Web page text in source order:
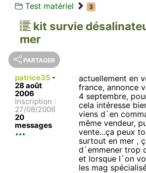
Test matériel
3
kit survie
mer
PARTAGER
patrice35 -
28 août
2006
Inscription :
27/08/2006
20
messages
actuellement en
france, annonce
4 septembre,
cela intéresse
viens d`en
même vendeur,
vente...ça peux
surtout en mer ,
d`emmener trop
et lorsque l`on
les mag